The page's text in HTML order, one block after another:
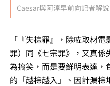
Caesar與阿淳早前向記者解
「『失棕罪』，除咗取材
罪）同《七宗罪》，又真係
為搞笑，而是要鮮明表達，
的「越棕越入」、因計漏